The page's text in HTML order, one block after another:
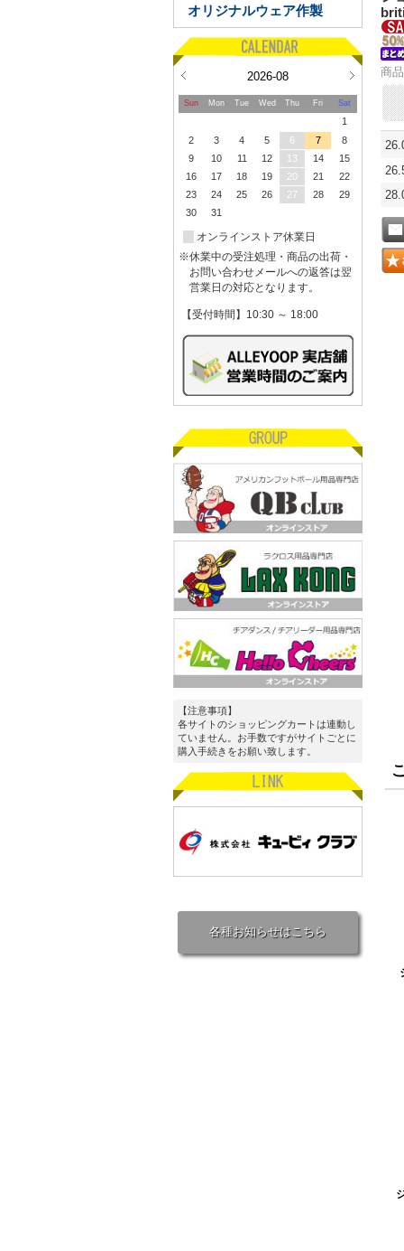
オリジナルウェア作製
2026-08
Sun Mon Tue Wed Thu Fri Sat
1
2
3 4 5 6 7
8
9
10 11 12 13 14
15
16
17 18 19 20 21
22
23
24 25 26 27 28
29
30
31
オンラインストア休業日
※休業中の受注処理・商品の出荷・
お問い合わせメールへの返答は翌
営業日の対応となります。
【受付時間】10:30 ～ 18:00
【注意事項】
各サイトのショッピングカートは連動し
ていません。お手数ですがサイトごとに
購入手続きをお願い致します。
各種お知らせはこちら
商